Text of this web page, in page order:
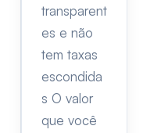
transparent
es e não
tem taxas
escondida
s O valor
que você